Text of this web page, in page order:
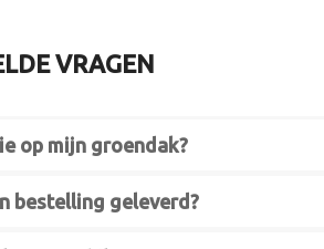
VRAGEN
op mijn groendak?
bestelling geleverd?